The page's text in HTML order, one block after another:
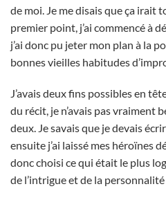
de moi. Je me disais que ça irait
premier point, j’ai commencé à
j’ai donc pu jeter mon plan à la
bonnes vieilles habitudes
J’avais deux fins possibles en
du récit, je n’avais pas vraiment
deux. Je savais que je devais
ensuite j’ai laissé mes héroïnes
donc choisi ce qui était le plus
de l’intrigue et de la